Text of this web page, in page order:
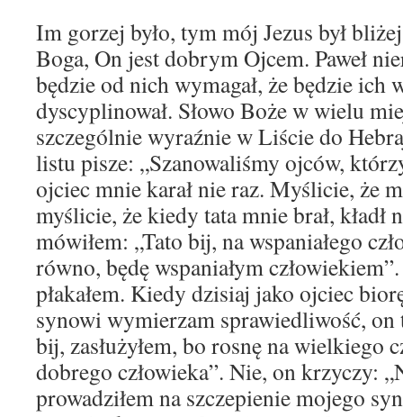
Im gorzej było, tym mój Jezus był
Boga, On jest dobrym Ojcem. Paweł
będzie od nich wymagał, że będzie ich
dyscyplinował. Słowo Boże w wielu
szczególnie wyraźnie w Liście do
listu pisze: „Szanowaliśmy ojców,
ojciec mnie karał nie raz. Myślicie, że
myślicie, że kiedy tata mnie brał, kładł
mówiłem: „Tato bij, na wspaniałego
równo, będę wspaniałym
płakałem. Kiedy dzisiaj jako ojciec
synowi wymierzam sprawiedliwość, on
bij, zasłużyłem, bo rosnę na wielkiego
dobrego człowieka”. Nie, on krzyczy:
prowadziłem na szczepienie mojego